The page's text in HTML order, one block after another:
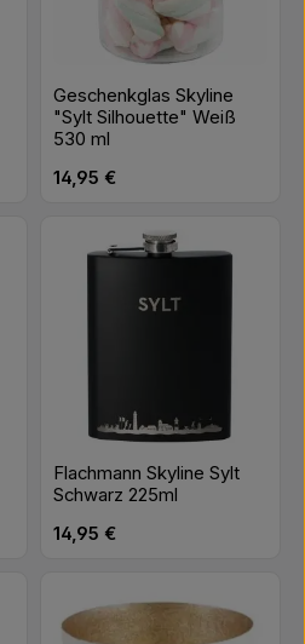
Geschenkglas Skyline
"Sylt Silhouette" Weiß
530 ml
Regulärer Preis:
14,95 €
Flachmann Skyline Sylt
Schwarz 225ml
Regulärer Preis:
14,95 €